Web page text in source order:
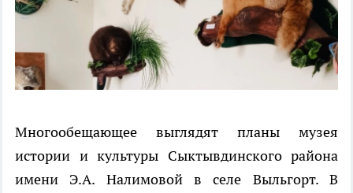
Многообещающее выглядят планы музея
истории и культуры Сыктывдинского района
имени Э.А. Налимовой в селе Выльгорт. В